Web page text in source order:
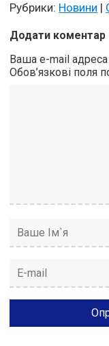
Рубрики: Новини |
Додати коментар
Ваша e-mail
Обов’язкові поля